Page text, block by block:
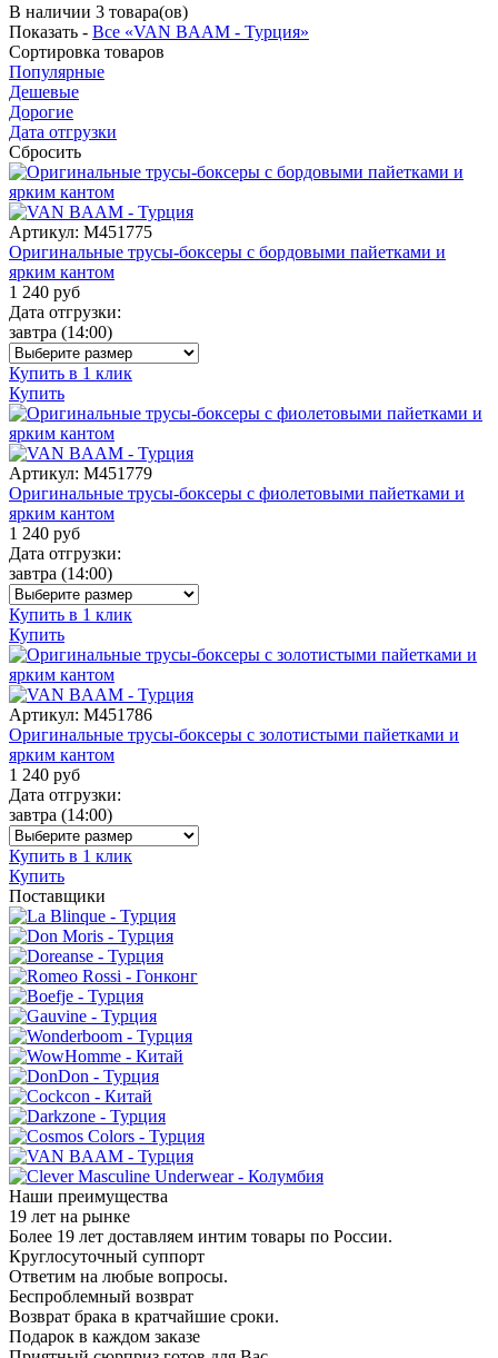
В наличии 3 товара(ов)
Показать - Все «VAN BAAM - Турция»
Сортировка товаров
Популярные
Дешевые
Дорогие
Дата отгрузки
Сбросить
Артикул: M451775
Оригинальные трусы-боксеры с бордовыми пайетками и
ярким кантом
1 240 руб
Дата отгрузки:
завтра (14:00)
Купить в 1 клик
Купить
Артикул: M451779
Оригинальные трусы-боксеры с фиолетовыми пайетками и
ярким кантом
1 240 руб
Дата отгрузки:
завтра (14:00)
Купить в 1 клик
Купить
Артикул: M451786
Оригинальные трусы-боксеры с золотистыми пайетками и
ярким кантом
1 240 руб
Дата отгрузки:
завтра (14:00)
Купить в 1 клик
Купить
Поставщики
Наши преимущества
19 лет на рынке
Более 19 лет доставляем интим товары по России.
Круглосуточный суппорт
Ответим на любые вопросы.
Беспроблемный возврат
Возврат брака в кратчайшие сроки.
Подарок в каждом заказе